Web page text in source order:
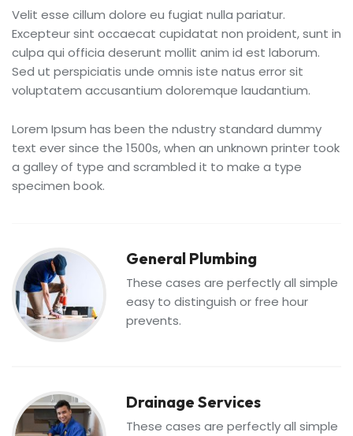
Velit esse cillum dolore eu fugiat nulla pariatur.
Excepteur sint occaecat cupidatat non proident, sunt in
culpa qui officia deserunt mollit anim id est laborum.
Sed ut perspiciatis unde omnis iste natus error sit
voluptatem accusantium doloremque laudantium.
Lorem Ipsum has been the ndustry standard dummy
text ever since the 1500s, when an unknown printer took
a galley of type and scrambled it to make a type
specimen book.
General Plumbing
These cases are perfectly all simple
easy to distinguish or free hour
prevents.
Drainage Services
These cases are perfectly all simple